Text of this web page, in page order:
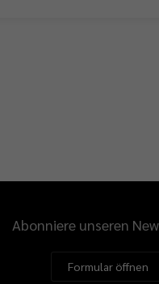
Abonniere unseren
Formular öffnen